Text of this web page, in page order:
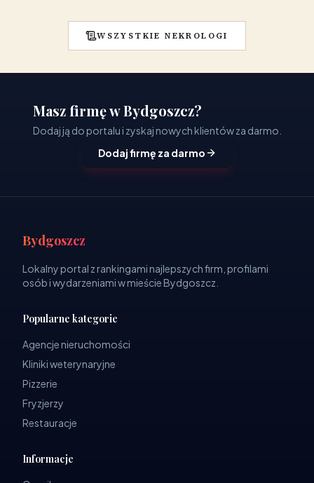
WSZYSTKIE NEKROLOGI
Masz firmę w Bydgoszcz?
Dodaj ją do portalu i zyskaj nowych klientów za darmo.
Dodaj firmę za darmo
Bydgoszcz
Lokalny portal z rankingami najlepszych firm, profilami
osób i wydarzeniami w mieście Bydgoszcz.
Popularne kategorie
Agencje nieruchomości
Kliniki weterynaryjne
Pizzerie
Fryzjerzy
Restauracje
Informacje